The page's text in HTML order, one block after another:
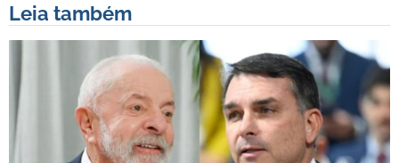
Leia também